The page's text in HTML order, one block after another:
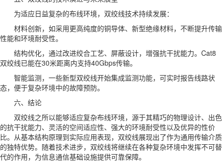
为适应日益复杂的布线环境，双绞线技术持续发展：
材料创新，如采用更高纯度的铜导体、新型绝缘材料，不断提升传输
性能和环境耐受性。
结构优化，通过改进绞合工艺、屏蔽设计，增强抗干扰能力。Cat8
双绞线已能在30米距离内支持40Gbps传输。
智能监测，一些新型双绞线开始集成监测功能，可实时报告线路状
态，便于复杂环境中的故障预防。
六、结论
双绞线之所以能够适应复杂布线环境，源于其精巧的物理设计、出色
的抗干扰能力、灵活的空间适应性、强大的环境耐受性以及优异的性价
比。从基本结构原理到实际应用表现，双绞线展现出了作为通用传输介质
的独特优势。随着技术进步，双绞线将继续在各种复杂环境中发挥不可替
代的作用，为信息通信基础设施提供可靠保障。